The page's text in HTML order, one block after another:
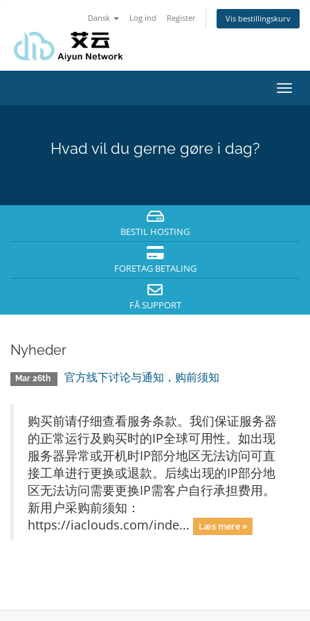
Dansk Log ind Register Vis bestillingskurv
Hvad vil du gerne gøre i dag?
BESTIL HOSTING
FORETAG BETALING
FÅ SUPPORT
Nyheder
Mar 26th 官方线下讨论与通知，购前须知
购买前请仔细查看服务条款。我们保证服务器
的正常运行及购买时的IP全球可用性。如出现
服务器异常或开机时IP部分地区无法访问可直
接工单进行更换或退款。后续出现的IP部分地
区无法访问需要更换IP需客户自行承担费用。
新用户采购前须知：
https://iaclouds.com/inde...
Læs mere »